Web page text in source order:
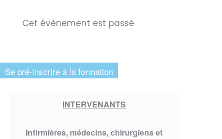
Cet évènement est passé
Se pré-inscrire à la formation
INTERVENANTS
Infirmières, médecins, chirurgiens et